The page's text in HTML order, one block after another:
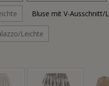
Bluse mit V-Ausschnitt/
Leichte